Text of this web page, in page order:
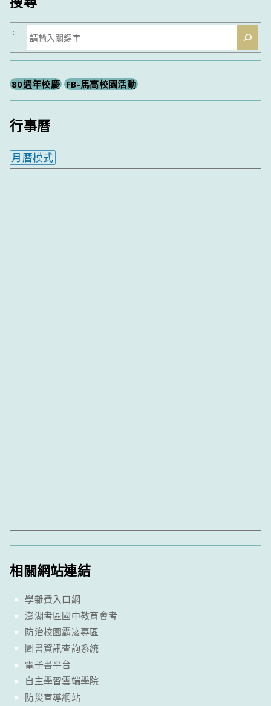
搜
尋
:::
80週年校慶 FB-馬高校園活動
行事曆
月曆模式
相關網站連結
學雜費入口網
澎湖考區國中教育會考
防治校園霸凌專區
圖書資訊查詢系統
電子書平台
自主學習雲端學院
防災宣導網站